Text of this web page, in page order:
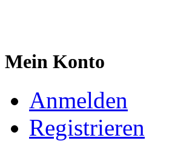
Mein Konto
Anmelden
Registrieren